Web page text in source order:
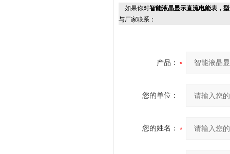
如果你对智能液晶显示直流电能表，
与厂家联系：
产品：
您的单位：
您的姓名：